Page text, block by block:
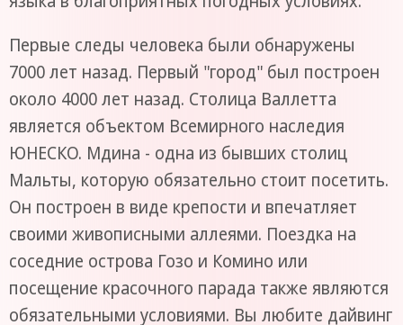
Первые следы человека были обнаружены
7000 лет назад. Первый "город" был построен
около 4000 лет назад. Столица Валлетта
является объектом Всемирного наследия
ЮНЕСКО. Мдина - одна из бывших столиц
Мальты, которую обязательно стоит посетить.
Он построен в виде крепости и впечатляет
своими живописными аллеями. Поездка на
соседние острова Гозо и Комино или
посещение красочного парада также являются
обязательными условиями. Вы любите дайвинг